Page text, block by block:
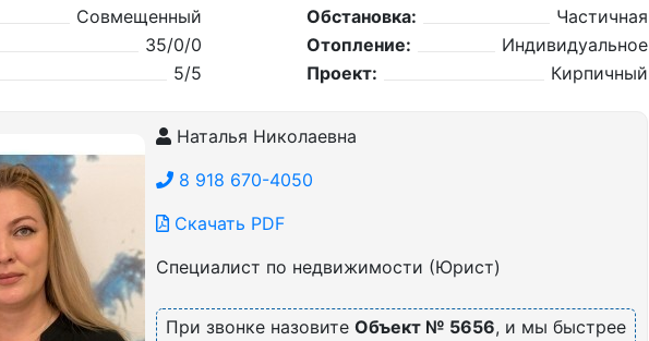
Совмещенный
35/0/0
5/5
Обстановка:
Частичная
Отопление:
Индивидуальное
Проект:
Кирпичный
Наталья Николаевна
8 918 670-4050
Скачать PDF
Специалист по недвижимости (Юрист)
При звонке назовите Объект № 5656, и мы быстрее